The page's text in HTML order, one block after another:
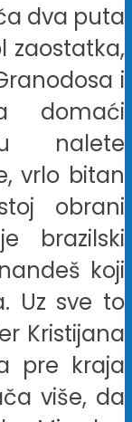
dva puta
zaostatka,
i
domaći
nalete
vrlo bitan
obrani
brazilski
koji
Uz sve to
Kristijana
pre kraja
više, da